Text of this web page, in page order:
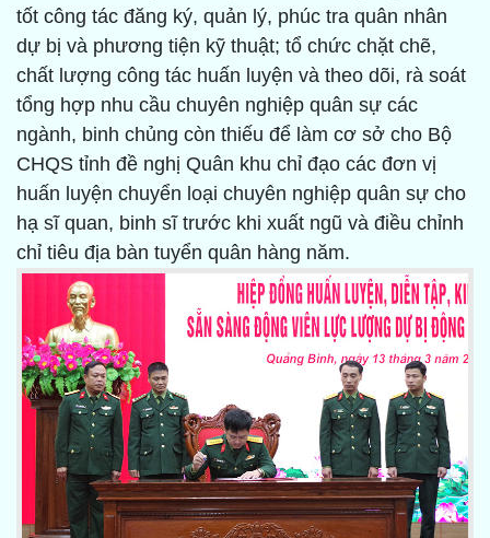
tốt công tác đăng ký, quản lý, phúc tra quân nhân
dự bị và phương tiện kỹ thuật; tổ chức chặt chẽ,
chất lượng công tác huấn luyện và theo dõi, rà soát
tổng hợp nhu cầu chuyên nghiệp quân sự các
ngành, binh chủng còn thiếu để làm cơ sở cho Bộ
CHQS tỉnh đề nghị Quân khu chỉ đạo các đơn vị
huấn luyện chuyển loại chuyên nghiệp quân sự cho
hạ sĩ quan, binh sĩ trước khi xuất ngũ và điều chỉnh
chỉ tiêu địa bàn tuyển quân hàng năm.